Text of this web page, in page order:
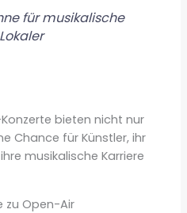
für musikalische
bieten nicht nur
Chance für Künstler, ihr
musikalische Karriere
zu Open-Air